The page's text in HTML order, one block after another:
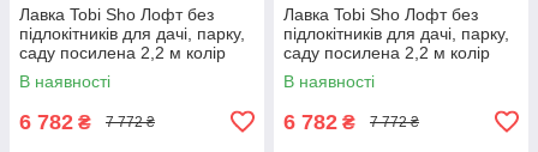
Лавка Tobi Sho Лофт без
підлокітників для дачі, парку,
саду посилена 2,2 м колір
горіх
В наявності
6 782 ₴ 7 772 ₴
Лавка Tobi Sho Лофт без
підлокітників для дачі, парку,
саду посилена 2,2 м колір
черешня
В наявності
6 782 ₴ 7 772 ₴